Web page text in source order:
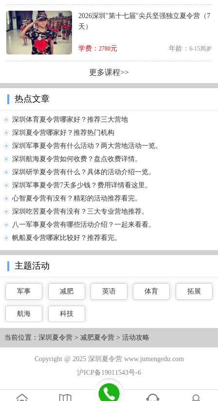
2026深圳"第十七届"尖兵坚强独立夏令营（7
天）
学费： 2780元 年龄： 6-15周岁
更多课程>>
热点文章
深圳体育夏令营哪家好？推荐三大营地
深圳夏令营哪家好？推荐热门机构
深圳军事夏令营有什么活动？两大营地活动一览。
深圳航海夏令营如何收费？盘点收费详情。
深圳研学夏令营有什么？具体的活动介绍一览。
深圳军事夏令营7天多少钱？费用详情看这里。
心智夏令营有没有？精彩的活动推荐看完。
深圳吃苦夏令营有没有？三大专业营地推荐。
八一军事夏令营有哪些活动介绍？一起来看看。
帆船夏令营哪家比较好？推荐看完。
主题活动
军事 减肥 英语 体育 拓展
航海 科技
当前位置： 深圳夏令营> 减肥夏令营> 活动攻略
Copyright @ 2025 深圳夏令营 www.jumengedu.com
沪ICP备19011543号-6